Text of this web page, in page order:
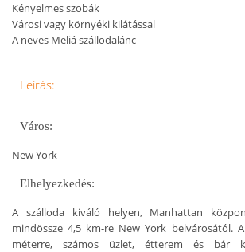
Kényelmes szobák
Városi vagy környéki kilátással
A neves Meliá szállodalánc
Leírás:
Város:
New York
Elhelyezkedés:
A szálloda kiváló helyen, Manhattan
mindössze 4,5 km-re New York belvárosától.
méterre, számos üzlet, étterem és bár